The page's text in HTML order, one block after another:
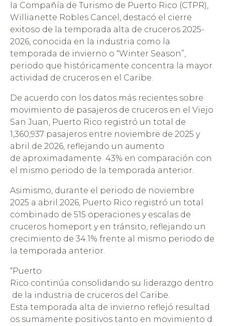
la Compañía de Turismo de Puerto Rico (CTPR),
Willianette Robles Cancel, destacó el cierre
exitoso de la temporada alta de cruceros 2025-
2026, conocida en la industria como la
temporada de invierno o “Winter Season”,
periodo que históricamente concentra la mayor
actividad de cruceros en el Caribe.
De acuerdo con los datos más recientes sobre
movimiento de pasajeros de cruceros en el Viejo
San Juan, Puerto Rico registró un total de
1,360,937 pasajeros entre noviembre de 2025 y
abril de 2026, reflejando un aumento
de aproximadamente 43% en comparación con
el mismo periodo de la temporada anterior.
Asimismo, durante el periodo de noviembre
2025 a abril 2026, Puerto Rico registró un total
combinado de 515 operaciones y escalas de
cruceros homeport y en tránsito, reflejando un
crecimiento de 34.1% frente al mismo periodo de
la temporada anterior.
“Puerto
Rico continúa consolidando su liderazgo dentro
de la industria de cruceros del Caribe.
Esta temporada alta de invierno reflejó resultad
os sumamente positivos tanto en movimiento d